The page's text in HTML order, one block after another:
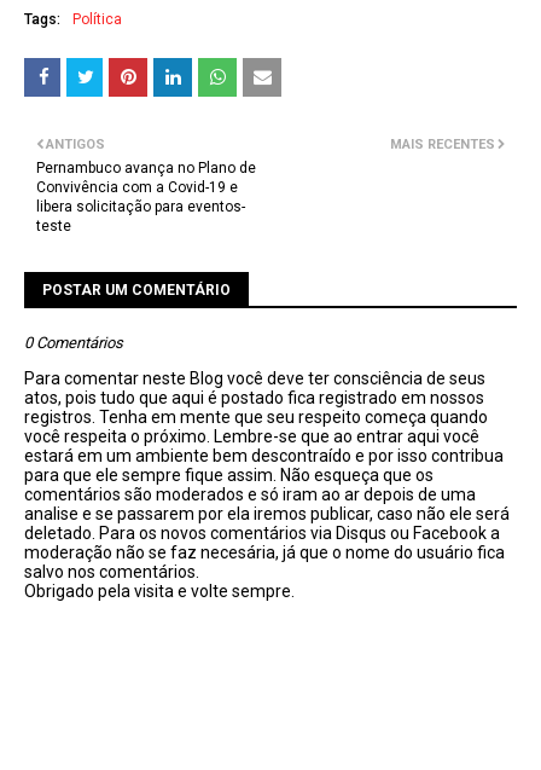
Tags: Política
MAIS RECENTES
ANTIGOS
Pernambuco avança no Plano de
Convivência com a Covid-19 e
libera solicitação para eventos-
teste
POSTAR UM COMENTÁRIO
0 Comentários
Para comentar neste Blog você deve ter consciência de seus
atos, pois tudo que aqui é postado fica registrado em nossos
registros. Tenha em mente que seu respeito começa quando
você respeita o próximo. Lembre-se que ao entrar aqui você
estará em um ambiente bem descontraído e por isso contribua
para que ele sempre fique assim. Não esqueça que os
comentários são moderados e só iram ao ar depois de uma
analise e se passarem por ela iremos publicar, caso não ele será
deletado. Para os novos comentários via Disqus ou Facebook a
moderação não se faz necesária, já que o nome do usuário fica
salvo nos comentários.
Obrigado pela visita e volte sempre.